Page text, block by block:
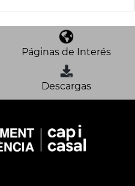
Páginas de Interés
Descargas